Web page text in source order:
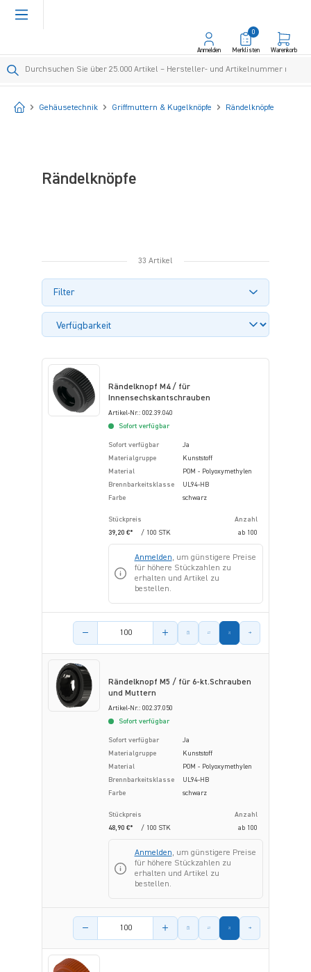
springen
Anmelden Merklisten
0
Warenkorb
Startseite
Gehäusetechnik Griffmuttern & Kugelknöpfe Rändelknöpfe
Rändelknöpfe
33 Artikel
Filter
Rändelknopf M4 / für
Innensechskantschrauben
Artikel-Nr.: 002.39.040
Sofort verfügbar
Sofort verfügbar
Ja
Materialgruppe
Kunststoff
Material
POM - Polyoxymethylen
Brennbarkeitsklasse
UL94-HB
Farbe
schwarz
Stückpreis
Anzahl
39,20 €*
/ 100 STK ab 100
Anmelden, um günstigere Preise
für höhere Stückzahlen zu
erhalten und Artikel zu
bestellen.
Menge des Artikels
Rändelknopf M5 / für 6-kt.Schrauben
und Muttern
Artikel-Nr.: 002.37.050
Sofort verfügbar
Sofort verfügbar
Ja
Materialgruppe
Kunststoff
Material
POM - Polyoxymethylen
Brennbarkeitsklasse
UL94-HB
Farbe
schwarz
Stückpreis
Anzahl
48,90 €*
/ 100 STK ab 100
Anmelden, um günstigere Preise
für höhere Stückzahlen zu
erhalten und Artikel zu
bestellen.
Menge des Artikels